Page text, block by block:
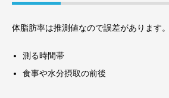
体脂肪率は推測値なので誤差があります。
測る時間帯
食事や水分摂取の前後